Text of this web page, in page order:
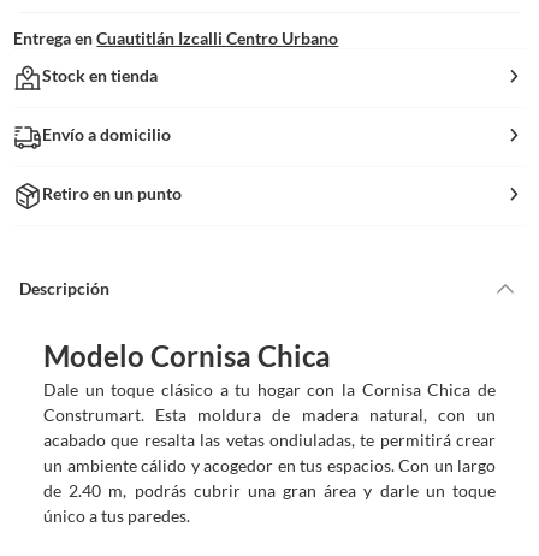
Entrega en Cuautitlán Izcalli Centro Urbano
Stock en tienda
Envío a domicilio
Retiro en un punto
Descripción
Modelo Cornisa Chica
Dale un toque clásico a tu hogar con la Cornisa Chica de
Construmart. Esta moldura de madera natural, con un
acabado que resalta las vetas ondiuladas, te permitirá crear
un ambiente cálido y acogedor en tus espacios. Con un largo
de 2.40 m, podrás cubrir una gran área y darle un toque
único a tus paredes.